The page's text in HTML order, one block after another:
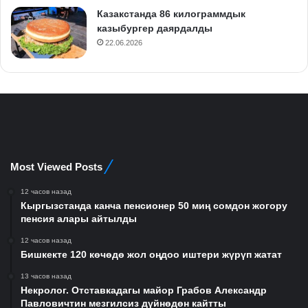
Казакстанда 86 килограммдык
казыбургер даярдалды
22.06.2026
Most Viewed Posts
12 часов назад
Кыргызстанда канча пенсионер 50 миң сомдон жогору
пенсия алары айтылды
12 часов назад
Бишкекте 120 көчөдө жол оңдоо иштери жүрүп жатат
13 часов назад
Некролог. Отставкадагы майор Грабов Александр
Павловичтин мезгилсиз дүйнөдөн кайтты